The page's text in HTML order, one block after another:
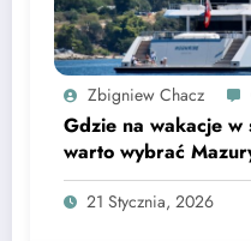
Zbigniew Chacz
Gdzie na wakacje
warto wybrać
21 Stycznia, 2026